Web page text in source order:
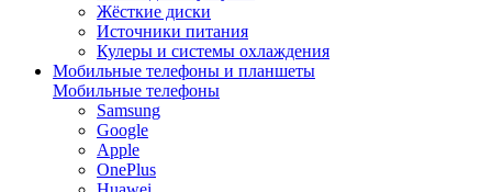
Жёсткие диски
Источники питания
Кулеры и системы охлаждения
Мобильные телефоны и планшеты
Мобильные телефоны
Samsung
Google
Apple
OnePlus